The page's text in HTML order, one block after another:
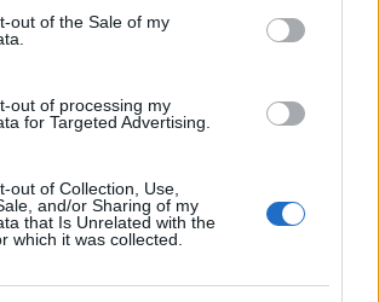
out of the Sale of my
out of processing my
for Targeted Advertising.
out of Collection, Use,
and/or Sharing of my
that Is Unrelated with the
which it was collected.
Google News